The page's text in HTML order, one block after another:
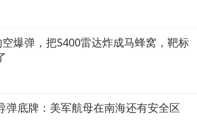
爆弹，把S400雷达炸成马蜂窝，靶标
弹底牌：美军航母在南海还有安全区